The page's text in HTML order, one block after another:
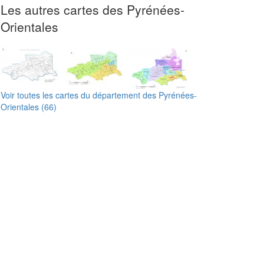
Les autres cartes des Pyrénées-
Orientales
Voir toutes les cartes du département des Pyrénées-
Orientales (66)